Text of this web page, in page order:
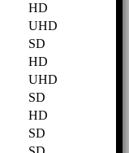
HD
UHD
SD
HD
UHD
SD
HD
SD